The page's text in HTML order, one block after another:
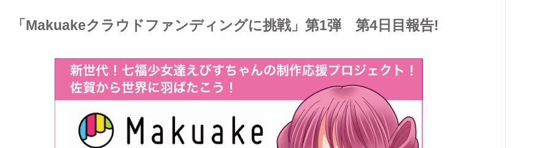
「Makuakeクラウドファンディングに挑戦」第1弾 第4日目報告!